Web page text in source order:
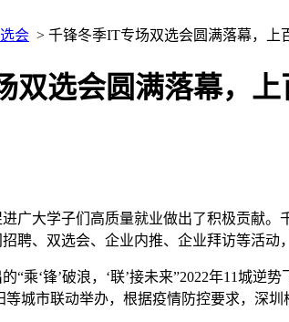
会 > 千锋冬季IT专场双选会圆满落幕，上
双选会圆满落幕，
大学子们高质量就业做出了积极贡献。
聘、双选会、企业内推、企业拜访等活动
‘锋’破浪，‘联’接未来”2022年11城逆
城市联动举办，根据疫情防控要求，深